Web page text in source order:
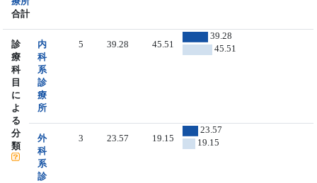
合計
診
療
科
目
に
よ
る
分
類
内
科
系
診
療
所
5 39.28 45.51
39.28
45.51
外
科
系
診
3 23.57 19.15
23.57
19.15